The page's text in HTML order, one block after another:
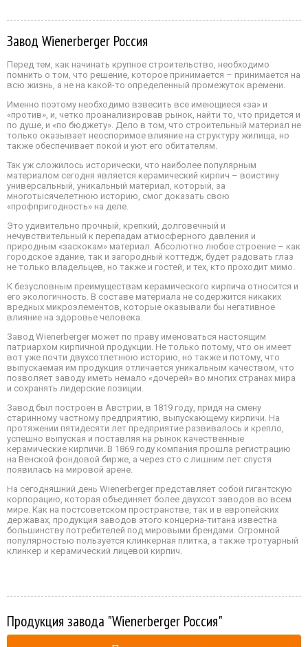
Завод Wienerberger Россия
Перед тем, как начинать крупное строительство, необходимо
помнить о том, что решение, которое принимается – принимается на
всю жизнь, а не на какой-то определенный промежуток времени.
Именно поэтому необходимо взвесить все имеющиеся «за» и
«против», и, четко проанализировав рынок, найти то, что придется и
по душе, и «по бюджету». Дело в том, что строительный материал не
только оказывает неоспоримое влияние на структуру жилища, но
также обеспечивает покой и уют его обитателям.
Так уж сложилось исторически, что наиболее популярным
материалом сегодня является керамический кирпич – воистину
универсальный, уникальный материал, который, за
многотысячелетнюю историю, смог доказать свою
«профпригодность» на деле.
Это удивительно прочный, крепкий, долговечный и
нечувствительный к перепадам атмосферного давления и
природным «заскокам» материал. Абсолютно любое строение – как
городское здание, так и загородный коттедж, будет радовать глаз
не только владельцев, но также и гостей, и тех, кто проходит мимо.
К безусловным преимуществам керамического кирпича относится и
его экологичность. В составе материала не содержится никаких
вредных микроэлементов, которые оказывали бы негативное
влияние на здоровье человека.
Завод Wienerberger может по праву именоваться настоящим
патриархом кирпичной продукции. Не только потому, что он имеет
вот уже почти двухсотлетнюю историю, но также и потому, что
выпускаемая им продукция отличается уникальным качеством, что
позволяет заводу иметь немало «дочерей» во многих странах мира
и сохранять лидерские позиции.
Завод был построен в Австрии, в 1819 году, придя на смену
старинному частному предприятию, выпускающему кирпичи. На
протяжении пятидесяти лет предприятие развивалось и крепло,
успешно выпуская и поставляя на рынок качественные
керамические кирпичи. В 1869 году компания прошла регистрацию
на Венской фондовой бирже, а через сто с лишним лет спустя
появилась на мировой арене.
На сегодняшний день Wienerberger представляет собой гигантскую
корпорацию, которая объединяет более двухсот заводов во всем
мире. Как на постсоветском пространстве, так и в европейских
державах, продукция заводов этого концерна-титана известна
большинству потребителей под мировыми брендами. Огромной
популярностью пользуется клинкерная плитка, а также тротуарный
клинкер и керамический лицевой кирпич.
Продукция завода "Wienerberger Россия"